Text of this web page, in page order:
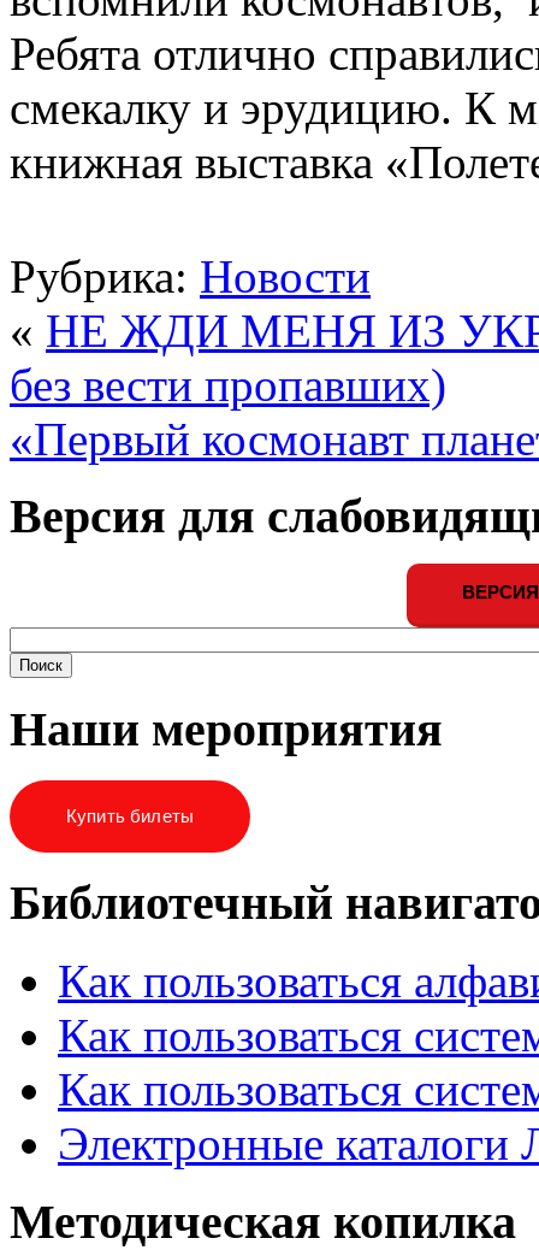
Ребята отлично
смекалку и эрудицию. К
книжная выставка
Рубрика: Новости
« НЕ ЖДИ МЕНЯ ИЗ
без вести пропавших)
«Первый космонавт
Версия для
Наши мероприятия
Купить билеты
Библиотечный
Как пользоваться
Как пользоваться
Как пользоваться
Электронные
Методическая копилка